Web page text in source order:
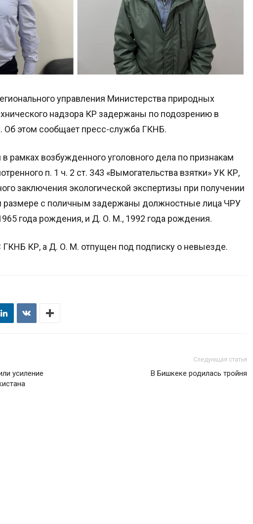
управления Министерства природных
надзора КР задержаны по подозрению в
Об этом сообщает пресс-служба ГКНБ.
рамках возбужденного уголовного дела по признакам
п. 1 ч. 2 ст. 343 «Вымогательства взятки» УК КР,
заключения экологической экспертизы при получении
размере с поличным задержаны должностные лица ЧРУ
года рождения, и Д. О. М., 1992 года рождения.
КР, а Д. О. М. отпущен под подписку о невыезде.
усиление
Следующая статья
В Бишкеке родилась тройня